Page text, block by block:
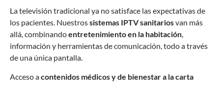
La televisión tradicional ya no satisface las expectativas de
los pacientes. Nuestrossistemas IPTV sanitariosvan más
allá, combinandoentretenimiento en la habitación,
información y herramientas de comunicación, todo a través
de una única pantalla.
Acceso acontenidos médicos y de bienestar a la carta